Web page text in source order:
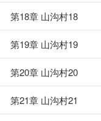
第18章 山沟村18
第19章 山沟村19
第20章 山沟村20
第21章 山沟村21